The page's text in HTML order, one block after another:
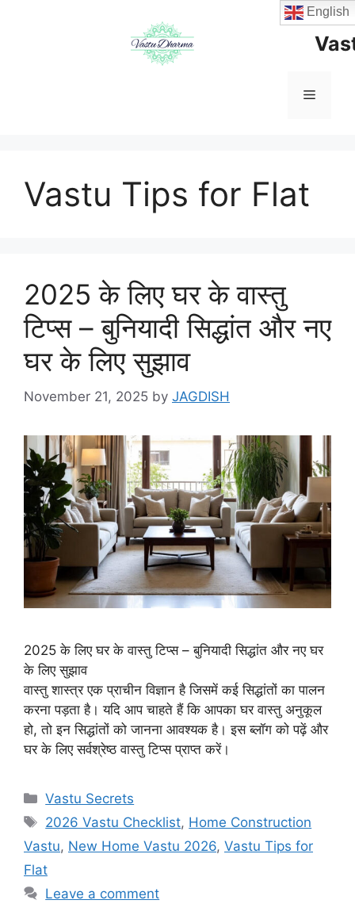
Menu
Vastu Tips for Flat
2025 के लिए घर के वास्तु
टिप्स – बुनियादी सिद्धांत और नए
घर के लिए सुझाव
November 21, 2025 by JAGDISH
2025 के लिए घर के वास्तु टिप्स – बुनियादी सिद्धांत और नए घर
के लिए सुझाव
वास्तु शास्त्र एक प्राचीन विज्ञान है जिसमें कई सिद्धांतों का पालन
करना पड़ता है। यदि आप चाहते हैं कि आपका घर वास्तु अनुकूल
हो, तो इन सिद्धांतों को जानना आवश्यक है। इस ब्लॉग को पढ़ें और
घर के लिए सर्वश्रेष्ठ वास्तु टिप्स प्राप्त करें।
Categories
Vastu Secrets
Tags
2026 Vastu Checklist, Home Construction
Vastu, New Home Vastu 2026, Vastu Tips for
Flat
Leave a comment
English